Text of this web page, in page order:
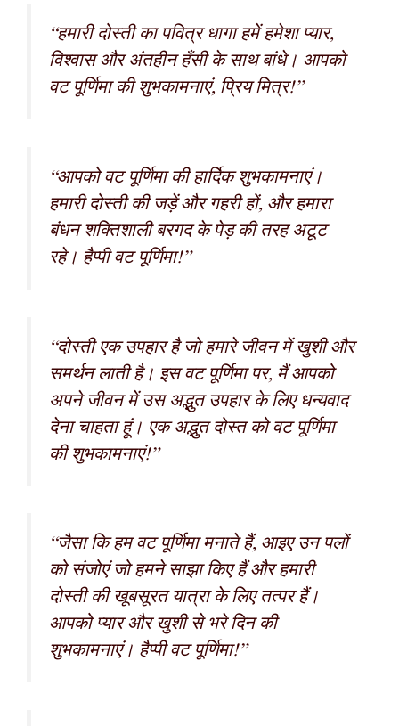
“हमारी दोस्ती का पवित्र धागा हमें हमेशा प्यार,
विश्वास और अंतहीन हँसी के साथ बांधे। आपको
वट पूर्णिमा की शुभकामनाएं, प्रिय मित्र!”
“आपको वट पूर्णिमा की हार्दिक शुभकामनाएं।
हमारी दोस्ती की जड़ें और गहरी हों, और हमारा
बंधन शक्तिशाली बरगद के पेड़ की तरह अटूट
रहे। हैप्पी वट पूर्णिमा!”
“दोस्ती एक उपहार है जो हमारे जीवन में खुशी और
समर्थन लाती है। इस वट पूर्णिमा पर, मैं आपको
अपने जीवन में उस अद्भुत उपहार के लिए धन्यवाद
देना चाहता हूं। एक अद्भुत दोस्त को वट पूर्णिमा
की शुभकामनाएं!”
“जैसा कि हम वट पूर्णिमा मनाते हैं, आइए उन पलों
को संजोएं जो हमने साझा किए हैं और हमारी
दोस्ती की खूबसूरत यात्रा के लिए तत्पर हैं।
आपको प्यार और खुशी से भरे दिन की
शुभकामनाएं। हैप्पी वट पूर्णिमा!”